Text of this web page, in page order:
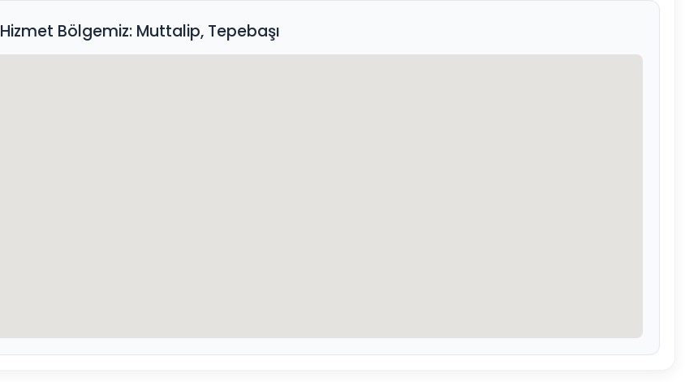
Hizmet Bölgemiz: Muttalip, Tepebaşı